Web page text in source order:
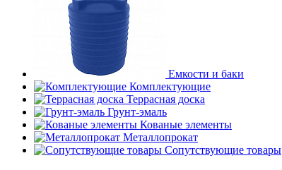
Емкости и баки
Комплектующие
Террасная доска
Грунт-эмаль
Кованые элементы
Металлопрокат
Сопутствующие товары